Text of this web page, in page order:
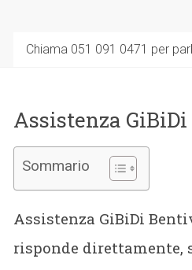
Chiama 051 091 0471 per
Assistenza
Sommario
Assistenza GiBiDi
risponde direttamente,